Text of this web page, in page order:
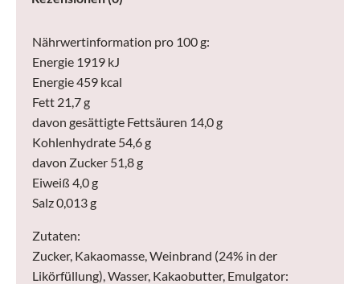
Nährwertinformation pro 100 g:
Energie 1919 kJ
Energie 459 kcal
Fett 21,7 g
davon gesättigte Fettsäuren 14,0 g
Kohlenhydrate 54,6 g
davon Zucker 51,8 g
Eiweiß 4,0 g
Salz 0,013 g
Zutaten:
Zucker, Kakaomasse, Weinbrand (24% in der
Likörfüllung), Wasser, Kakaobutter, Emulgator: